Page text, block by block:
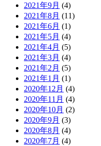
2021年9月 (4)
2021年8月 (11)
2021年6月 (1)
2021年5月 (4)
2021年4月 (5)
2021年3月 (4)
2021年2月 (5)
2021年1月 (1)
2020年12月 (4)
2020年11月 (4)
2020年10月 (2)
2020年9月 (3)
2020年8月 (4)
2020年7月 (4)